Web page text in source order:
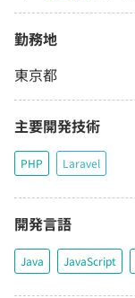
勤務地
東京都
主要開発技術
PHP Laravel
開発言語
Java JavaScript